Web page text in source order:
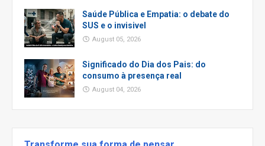
Saúde Pública e Empatia: o debate do
SUS e o invisivel
August 05, 2026
Significado do Dia dos Pais: do
consumo à presença real
August 04, 2026